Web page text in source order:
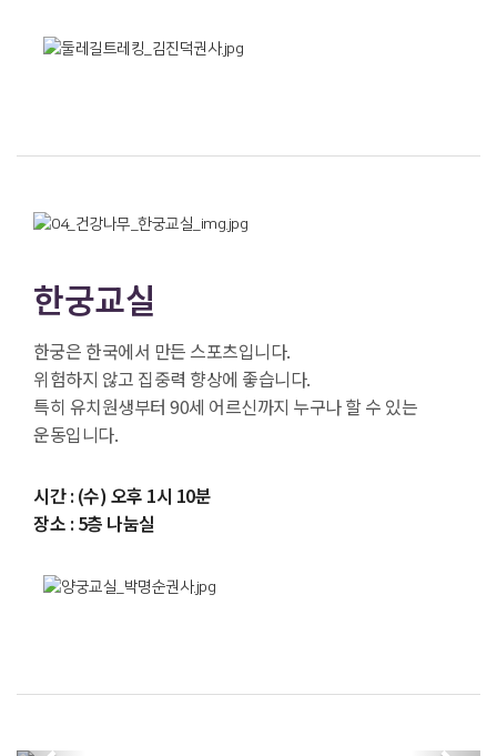
한궁교실
한궁은 한국에서 만든 스포츠입니다.
위험하지 않고 집중력 향상에 좋습니다.
특히 유치원생부터 90세 어르신까지 누구나 할 수 있는
운동입니다.
시간 : (수) 오후 1시 10분
장소 : 5층 나눔실